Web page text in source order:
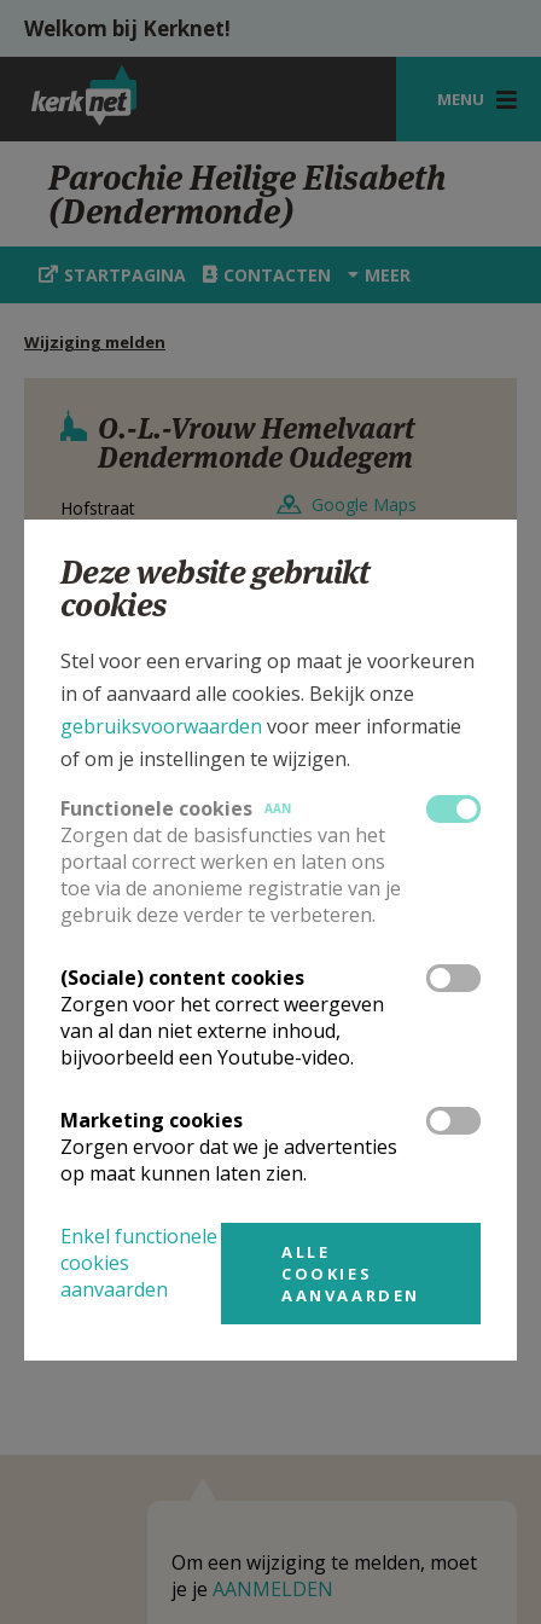
Overslaan en naar de inhoud gaan
Welkom bij Kerknet!
MENU
STARTPAGINA
KERK
VIERINGEN
HULP
MIJN PAROCHIE
AANMELDEN OF REGISTREREN
Parochie Heilige Elisabeth
(Dendermonde)
STARTPAGINA CONTACTEN MEER
Wijziging melden
O.-L.-Vrouw Hemelvaart
Dendermonde Oudegem
Hofstraat
Google Maps
Hofstraat, 9200 Oudegem
In deze kerk vinden geen weekendvieringen plaats. Via de
onderstaande lijst kan je het aanbod van kerken in de buurt
raadplegen.
Niet gevonden wat je zocht? Hier vind je
links naar kerken, eventueel van andere
organisaties, in de buurt.
Kerken in of nabij
Oudegem
Om een wijziging te melden, moet
je je AANMELDEN
Deze website gebruikt
cookies
Stel voor een ervaring op maat je voorkeuren
in of aanvaard alle cookies. Bekijk onze
gebruiksvoorwaarden voor meer informatie
of om je instellingen te wijzigen.
Functionele cookies
AAN
Zorgen dat de basisfuncties van het
portaal correct werken en laten ons
toe via de anonieme registratie van je
gebruik deze verder te verbeteren.
(Sociale) content cookies
Zorgen voor het correct weergeven
van al dan niet externe inhoud,
bijvoorbeeld een Youtube-video.
Marketing cookies
Zorgen ervoor dat we je advertenties
op maat kunnen laten zien.
Enkel functionele
cookies
aanvaarden
ALLE
COOKIES
AANVAARDEN